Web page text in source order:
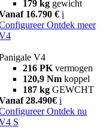
179 kg gewicht
16.790 € i
Ontdek meer
V4
216 PK vermogen
120,9 Nm koppel
187 kg GEWCHT
28.490€ i
Ontdek nu
S